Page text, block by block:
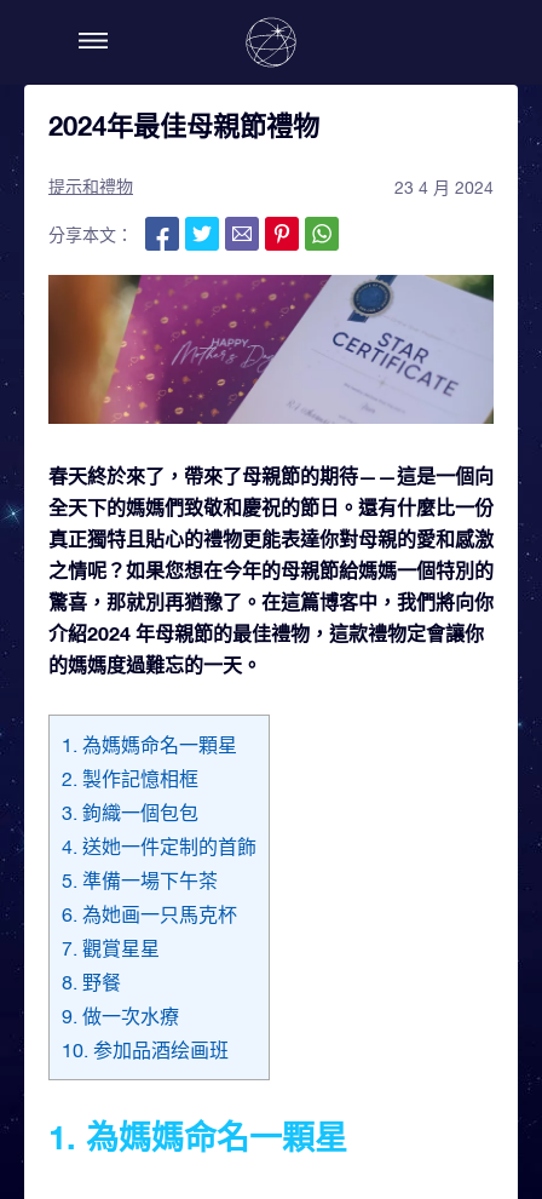
2024年最佳母親節禮物
提示和禮物 23 4 月 2024
分享本文：
春天終於來了，帶來了母親節的期待——這是一個向
全天下的媽媽們致敬和慶祝的節日。還有什麼比一份
真正獨特且貼心的禮物更能表達你對母親的愛和感激
之情呢？如果您想在今年的母親節給媽媽一個特別的
驚喜，那就別再猶豫了。在這篇博客中，我們將向你
介紹2024 年母親節的最佳禮物，這款禮物定會讓你
的媽媽度過難忘的一天。
1. 為媽媽命名一顆星
2. 製作記憶相框
3. 鉤織一個包包
4. 送她一件定制的首飾
5. 準備一場下午茶
6. 為她画一只馬克杯
7. 觀賞星星
8. 野餐
9. 做一次水療
10. 参加品酒绘画班
1. 為媽媽命名一顆星